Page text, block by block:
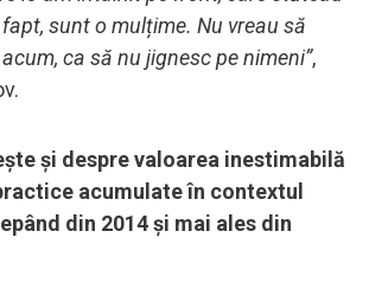
sunt o mulțime. Nu vreau să
ca să nu jignesc pe nimeni”,
și despre valoarea inestimabilă
acumulate în contextul
din 2014 și mai ales din